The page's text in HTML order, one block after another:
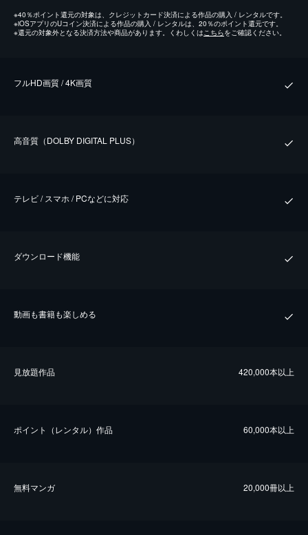
※40％ポイント還元の対象は、クレジットカード決済による作品の購入 / レンタルです。
※iOSアプリのUコイン決済による作品の購入 / レンタルは、20％のポイント還元です。
※還元の対象外となる決済方法や商品があります。くわしくは こちらをご確認ください。
フルHD画質 / 4K画質
⾼⾳質（DOLBY DIGITAL PLUS）
テレビ / スマホ / PCなどに対応
ダウンロード機能
動画も書籍も楽しめる
⾒放題作品 420,000本以上
ポイント（レンタル）作品 60,000本以上
無料マンガ 20,000冊以上